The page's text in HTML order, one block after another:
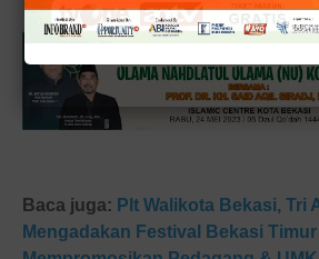
Baca juga: Plt Walikota Bekasi, Tri
Mengadakan Festival Bekasi